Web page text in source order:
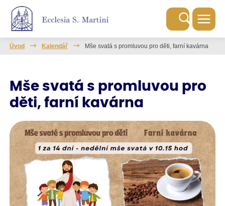
Úvod Kalendář Mše svatá s promluvou pro děti, farní kavárna
Mše svatá s promluvou pro
děti, farní kavárna